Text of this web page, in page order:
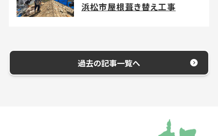
浜松市屋根葺き替え工事
過去の記事一覧へ